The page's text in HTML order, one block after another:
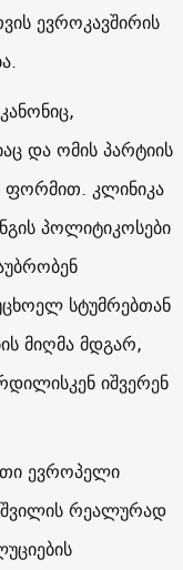
ევროკავშირის
და ომის პარტიის
ფორმით. კლინიკა
პოლიტიკოსები
სტუმრებთან
მიღმა მდგარ,
იშვერენ
ევროპელი
რეალურად